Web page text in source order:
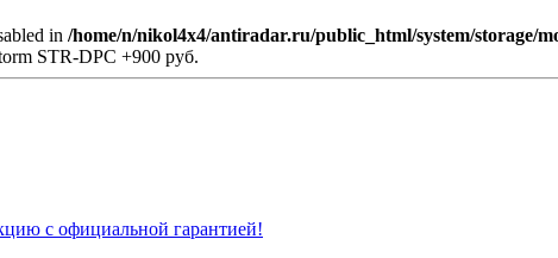
in /home/n/nikol4x4/antiradar.ru/public_html/system/storage/
STR-DPC +900 руб.
с официальной гарантией!